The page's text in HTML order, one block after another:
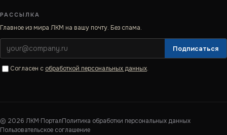
РАССЫЛКА
Главное из мира ЛКМ на вашу почту. Без спама.
Подписаться
Согласен с обработкой персональных данных.
© 2026 ЛКМ·ПорталПолитика обработки персональных данных
Пользовательское соглашение